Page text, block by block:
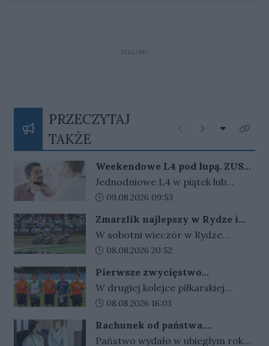
REKLAMA
PRZECZYTAJ
TAKŻE
Poprzednie
Następne
Rozwiń
Kliknij
Weekendowe L4 pod lupą. ZUS
zapowiada więcej kontroli
Jednodniowe L4 w piątek lub
poniedziałek może wydłużyć
zwolnień i zapowiada, że dzięki
nowym przepisom łatwiej
sprawdzi ich zasadność.
Data dodania artykułu:
09.08.2026 09:53
Zmarzlik najlepszy w Rydze i
ponownie ze złotym plastronem!
W sobotni wieczór w Rydze
odbyło się Grand Prix Łotwy. W
zwycięski okazał się być Bartosz
Zmarzlik. Anders Thomsen był
tylko statystom w łotewskim
turnieju.
Data dodania artykułu:
08.08.2026 20:52
Pierwsze zwycięstwo
gorzowskiej Warty
W drugiej kolejce piłkarskiej
Betclic III ligi gorzowskie kluby
wygrała w Gorzowie z Cariną
Data dodania artykułu:
08.08.2026 16:03
Rachunek od państwa.
Wydajemy więcej, niż zarabiamy.
Państwo wydało w ubiegłym roku